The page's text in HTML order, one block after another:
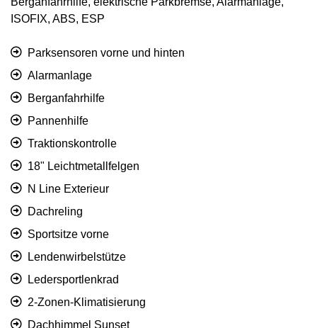
ISOFIX, ABS, ESP
Parksensoren vorne und hinten
Alarmanlage
Berganfahrhilfe
Pannenhilfe
Traktionskontrolle
18" Leichtmetallfelgen
N Line Exterieur
Dachreling
Sportsitze vorne
Lendenwirbelstütze
Ledersportlenkrad
2-Zonen-Klimatisierung
Dachhimmel Sunset